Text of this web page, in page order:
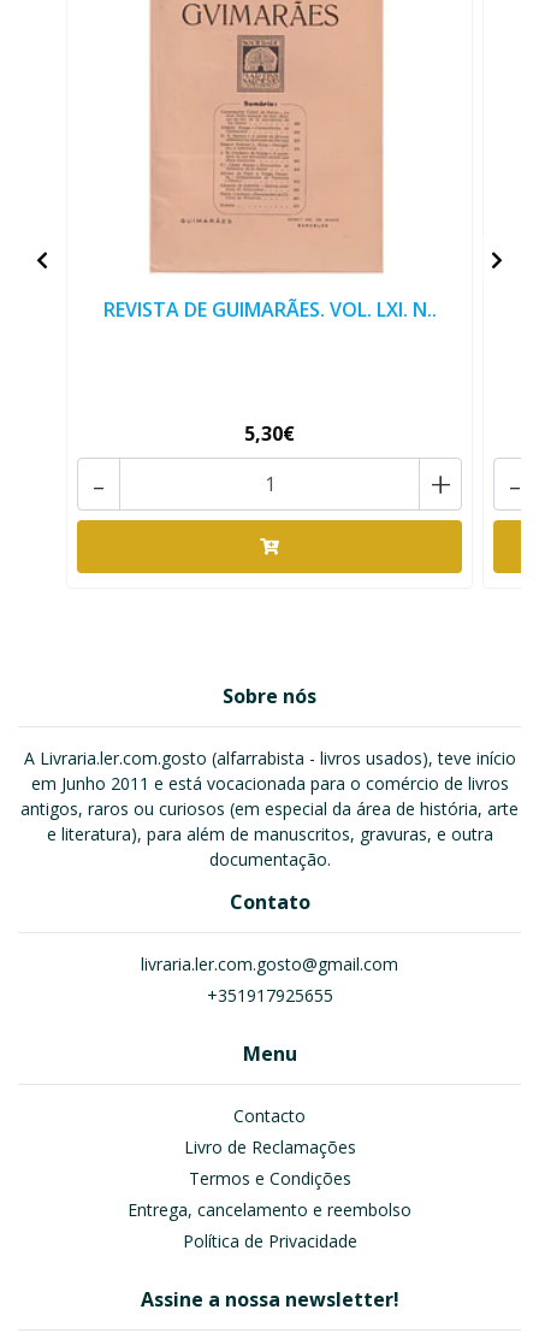
REVISTA DE GUIMARÃES. VOL. LXI. N..
5,30€
+
- -
Sobre nós
A Livraria.ler.com.gosto (alfarrabista - livros usados), teve início
em Junho 2011 e está vocacionada para o comércio de livros
antigos, raros ou curiosos (em especial da área de história, arte
e literatura), para além de manuscritos, gravuras, e outra
documentação.
Contato
livraria.ler.com.gosto@gmail.com
+351917925655
Menu
Contacto
Livro de Reclamações
Termos e Condições
Entrega, cancelamento e reembolso
Política de Privacidade
Assine a nossa newsletter!